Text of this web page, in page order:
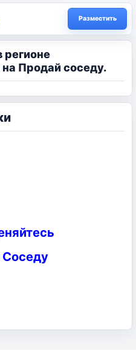
Разместить
регионе
Продай соседу.